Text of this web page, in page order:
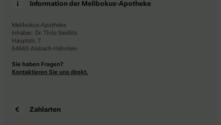
Information der Melibokus-Apotheke
Melibokus-Apotheke
Inhaber: Dr. Thilo Seidlitz
Hauptstr. 7
64665 Alsbach-Hähnlein
Sie haben Fragen?
Kontaktieren Sie uns direkt.
Zahlarten